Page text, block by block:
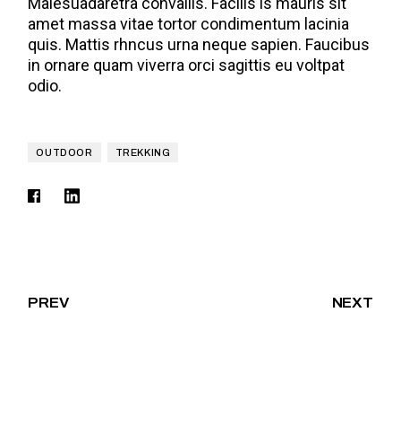
amet massa vitae tortor condimentum lacinia
quis. Mattis rhncus urna neque sapien. Faucibus
in ornare quam viverra orci sagittis eu voltpat
odio.
OUTDOOR TREKKING
PREV NEXT